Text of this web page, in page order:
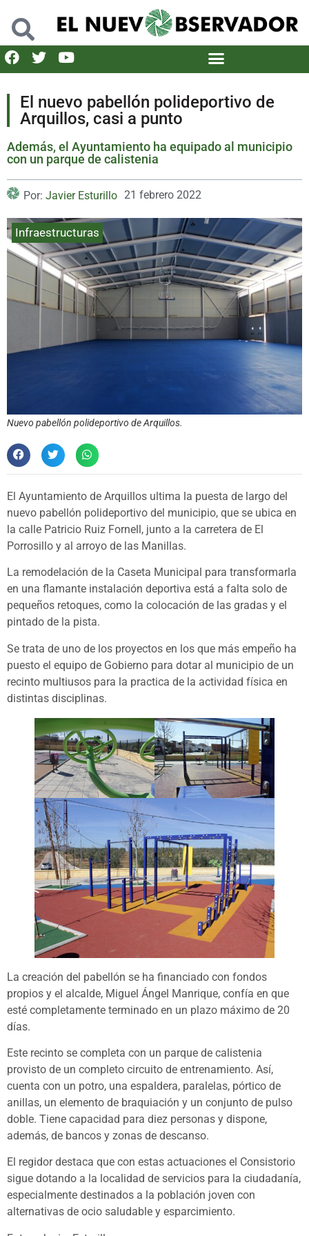
El nuevo pabellón polideportivo de
Arquillos, casi a punto
Además, el Ayuntamiento ha equipado al municipio
con un parque de calistenia
Por: Javier Esturillo 21 febrero 2022
Infraestructuras
Nuevo pabellón polideportivo de Arquillos.
El Ayuntamiento de Arquillos ultima la puesta de largo del
nuevo pabellón polideportivo del municipio, que se ubica en
la calle Patricio Ruiz Fornell, junto a la carretera de El
Porrosillo y al arroyo de las Manillas.
La remodelación de la Caseta Municipal para transformarla
en una flamante instalación deportiva está a falta solo de
pequeños retoques, como la colocación de las gradas y el
pintado de la pista.
Se trata de uno de los proyectos en los que más empeño ha
puesto el equipo de Gobierno para dotar al municipio de un
recinto multiusos para la practica de la actividad física en
distintas disciplinas.
La creación del pabellón se ha financiado con fondos
propios y el alcalde, Miguel Ángel Manrique, confía en que
esté completamente terminado en un plazo máximo de 20
días.
Este recinto se completa con un parque de calistenia
provisto de un completo circuito de entrenamiento. Así,
cuenta con un potro, una espaldera, paralelas, pórtico de
anillas, un elemento de braquiación y un conjunto de pulso
doble. Tiene capacidad para diez personas y dispone,
además, de bancos y zonas de descanso.
El regidor destaca que con estas actuaciones el Consistorio
sigue dotando a la localidad de servicios para la ciudadanía,
especialmente destinados a la población joven con
alternativas de ocio saludable y esparcimiento.